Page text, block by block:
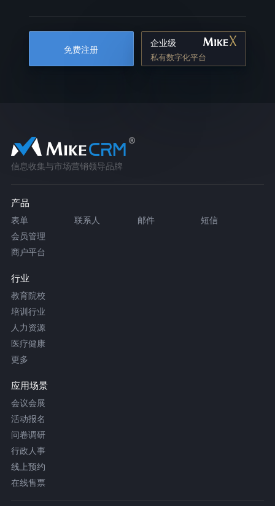
免费注册
企业级
私有数字化平台
信息收集与市场营销领导品牌
产品
表单 联系人 邮件
短信
会员管理
商户平台
行业
教育院校
培训行业
人力资源
医疗健康
更多
应用场景
会议会展
活动报名
问卷调研
行政人事
线上预约
在线售票